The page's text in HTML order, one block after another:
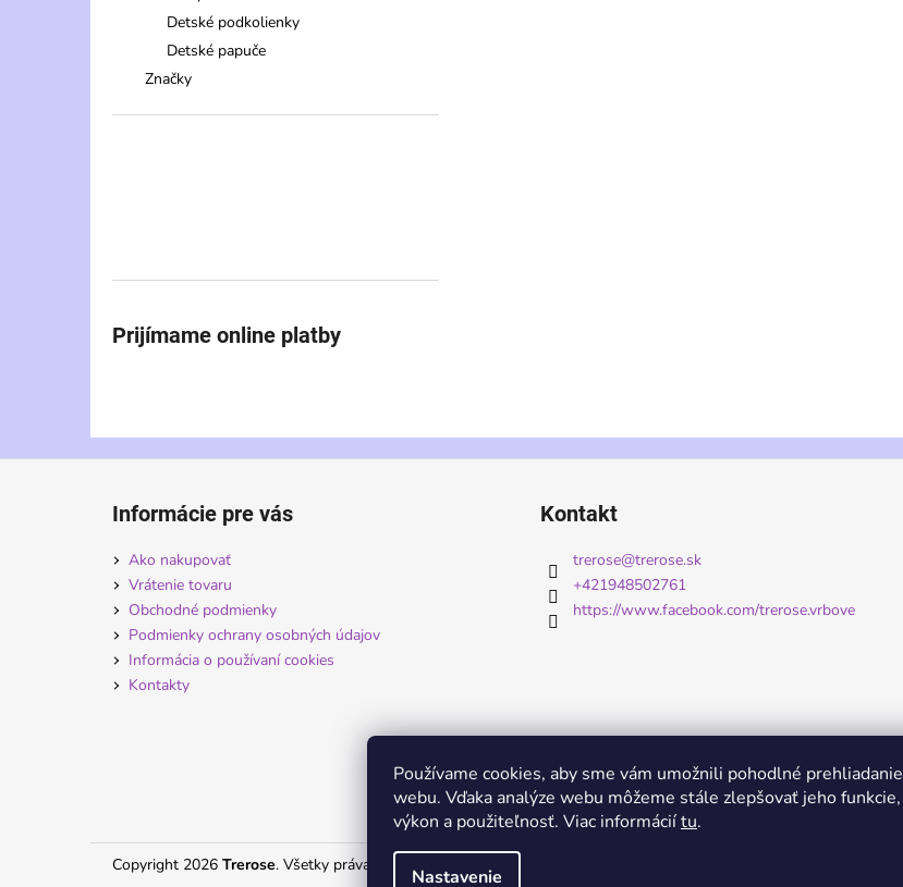
Používame cookies, aby sme vám umožnili pohodlné prehliadanie
webu. Vďaka analýze webu môžeme stále zlepšovať jeho funkcie,
výkon a použiteľnosť. Viac informáciítu.
Nastavenie
Detské podkolienky
Detské papuče
Značky
Prijímame online platby
Informácie pre vás
Ako nakupovať
Vrátenie tovaru
Obchodné podmienky
Podmienky ochrany osobných údajov
Informácia o používaní cookies
Kontakty
Kontakt
trerose@trerose.sk
+421948502761
https://www.facebook.com/trerose.vrbove
Copyright 2026 Trerose. Všetky práva vyhradené.